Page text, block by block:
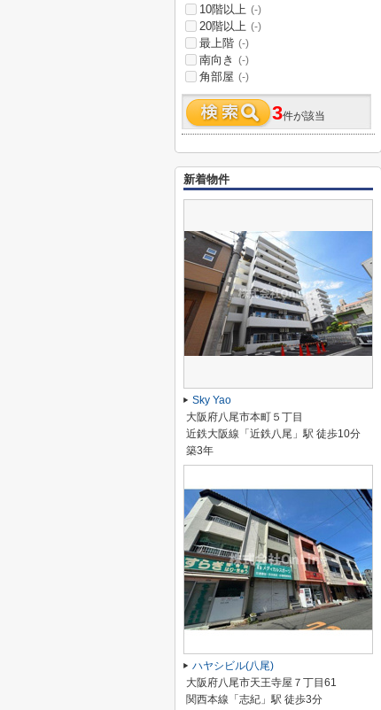
10階以上 (-)
20階以上 (-)
最上階 (-)
南向き (-)
角部屋 (-)
3件が該当
新着物件
Sky Yao
大阪府八尾市本町５丁目
近鉄大阪線「近鉄八尾」駅 徒歩10分
築3年
ハヤシビル(八尾)
大阪府八尾市天王寺屋７丁目61
関西本線「志紀」駅 徒歩3分